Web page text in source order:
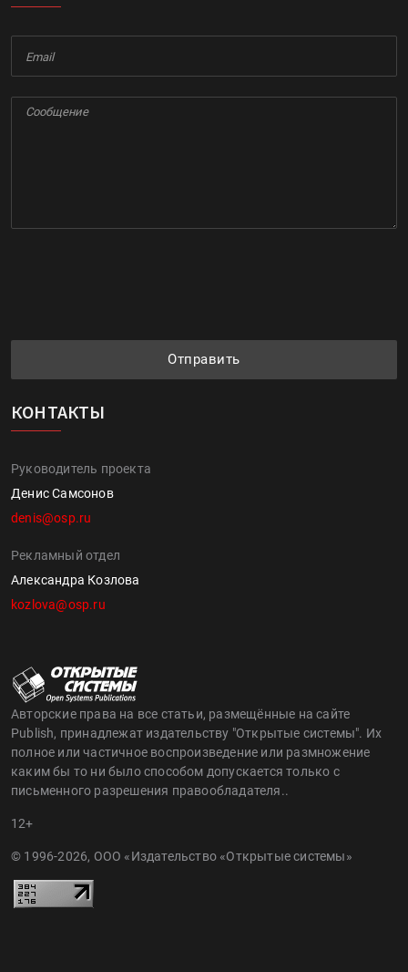
Отправить
КОНТАКТЫ
Руководитель проекта
Денис Самсонов
denis@osp.ru
Рекламный отдел
Александра Козлова
kozlova@osp.ru
Авторские права на все статьи, размещённые на сайте
Publish, принадлежат издательству "Открытые системы". Их
полное или частичное воспроизведение или размножение
каким бы то ни было способом допускается только с
письменного разрешения правообладателя..
12+
© 1996-2026, ООО «Издательство «Открытые системы»